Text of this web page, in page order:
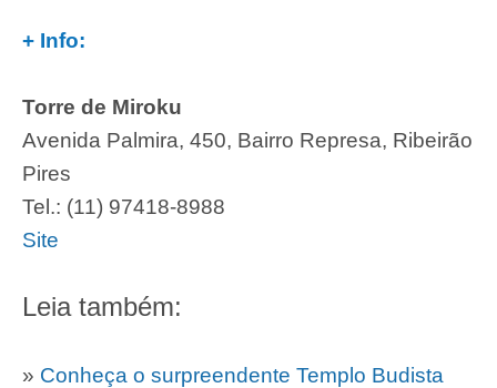
+ Info:
Torre de Miroku
Avenida Palmira, 450, Bairro Represa, Ribeirão
Pires
Tel.: (11) 97418-8988
Site
Leia também:
» Conheça o surpreendente Templo Budista